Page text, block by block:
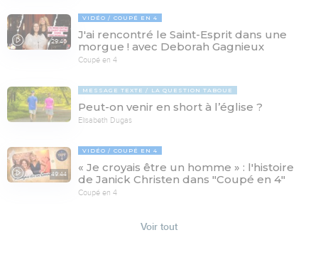
29:46
VIDÉO COUPÉ EN 4
J'ai rencontré le Saint-Esprit dans une
morgue ! avec Deborah Gagnieux
Coupé en 4
MESSAGE TEXTE LA QUESTION TABOUE
Peut-on venir en short à l’église ?
Elisabeth Dugas
49:44
VIDÉO COUPÉ EN 4
« Je croyais être un homme » : l'histoire
de Janick Christen dans "Coupé en 4"
Coupé en 4
Voir tout